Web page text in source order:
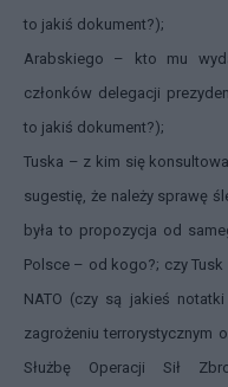
to jakiś dokument?);
Arabskiego – kto mu
członków delegacji
to jakiś dokument?);
Tuska – z kim się
sugestię, że należy sprawę
była to propozycja od
Polsce – od kogo?; czy
NATO (czy są jakieś
zagrożeniu terrorystycznym
Służbę Operacji Sił